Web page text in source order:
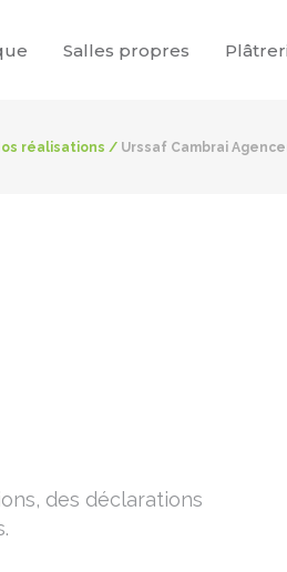
Salles propres
réalisations / Urssaf Cambrai
des déclarations